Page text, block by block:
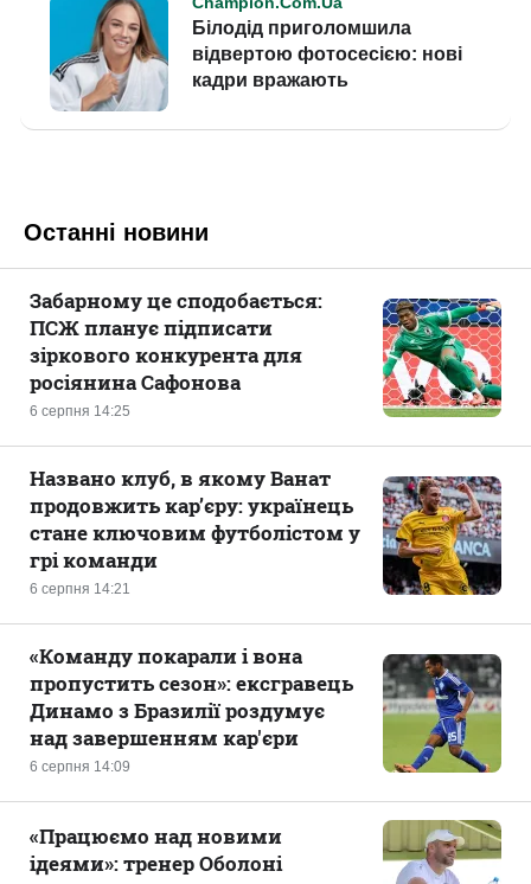
Останні новини
6 серпня 14:25
Забарному це сподобається:
ПСЖ планує підписати
зіркового конкурента для
росіянина Сафонова
6 серпня 14:21
Названо клуб, в якому Ванат
продовжить кар’єру: українець
стане ключовим футболістом у
грі команди
6 серпня 14:09
«Команду покарали і вона
пропустить сезон»: ексгравець
Динамо з Бразилії роздумує
над завершенням кар'єри
«Працюємо над новими
ідеями»: тренер Оболоні